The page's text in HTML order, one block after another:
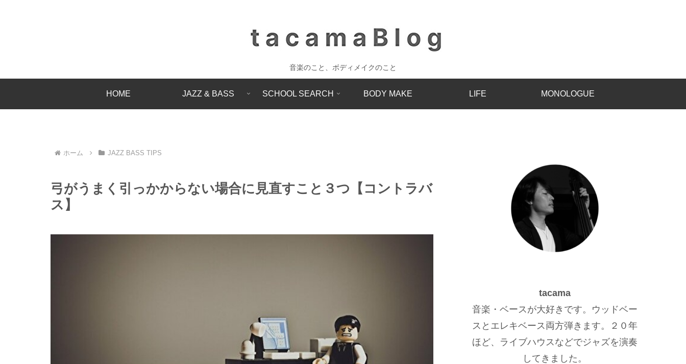
音楽のこと、ボディメイクのこと
HOME JAZZ & BASS SCHOOL SEARCH BODY MAKE LIFE MONOLOGUE
ホーム JAZZ BASS TIPS
弓がうまく引っかからない場合に見直すこと３つ【コントラバ
ス】
tacama
音楽・ベースが大好きです。ウッドベー
スとエレキベース両方弾きます。２０年
ほど、ライブハウスなどでジャズを演奏
してきました。